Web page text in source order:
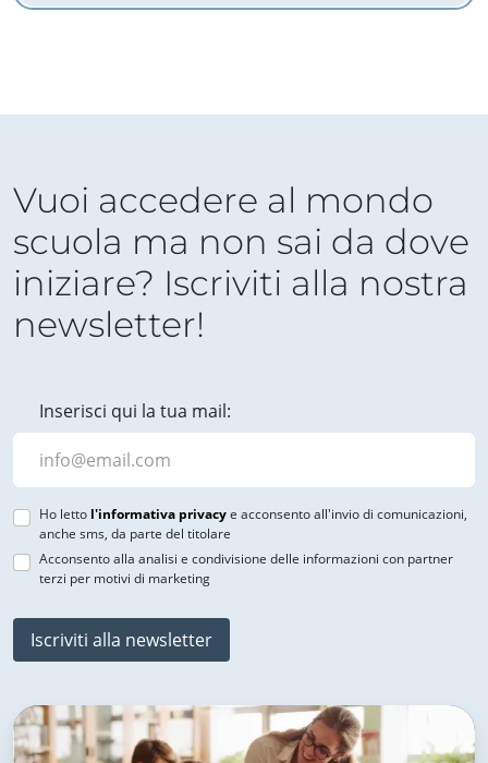
Vuoi accedere al mondo
scuola ma non sai da dove
iniziare? Iscriviti alla nostra
newsletter!
Inserisci qui la tua mail:
Ho letto l'informativa privacye acconsento all'invio di comunicazioni,
anche sms, da parte del titolare
Acconsento alla analisi e condivisione delle informazioni con partner
terzi per motivi di marketing
Iscriviti alla newsletter